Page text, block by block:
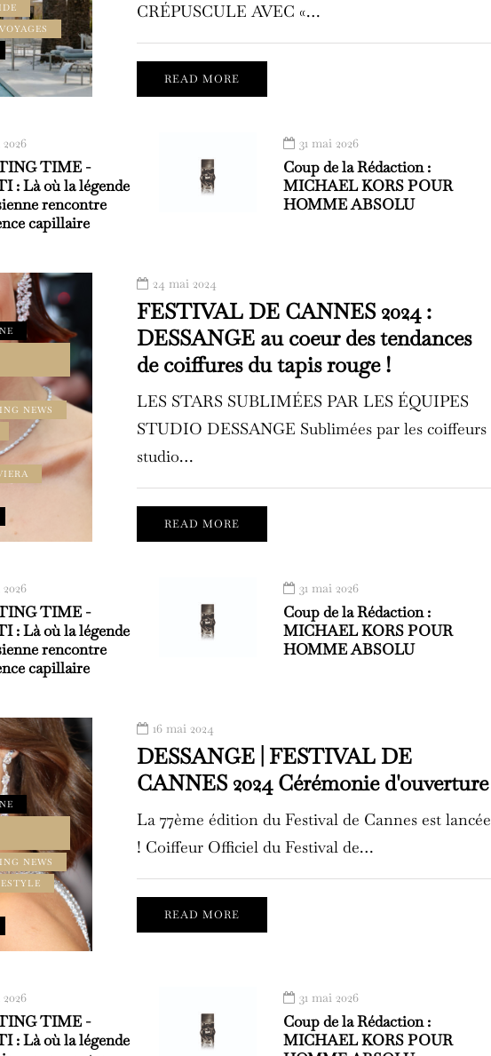
VOYAGES
CRÉPUSCULE AVEC «…
READ MORE
TIME -
: Là où la légende
rencontre
capillaire
31 mai 2026
Coup de la Rédaction :
MICHAEL KORS POUR
HOMME ABSOLU
NEWS
24 mai 2024
FESTIVAL DE CANNES 2024 :
DESSANGE au coeur des tendances
de coiffures du tapis rouge !
LES STARS SUBLIMÉES PAR LES ÉQUIPES
STUDIO DESSANGE Sublimées par les coiffeurs
studio…
READ MORE
TIME -
: Là où la légende
rencontre
capillaire
31 mai 2026
Coup de la Rédaction :
MICHAEL KORS POUR
HOMME ABSOLU
NEWS
16 mai 2024
DESSANGE | FESTIVAL DE
CANNES 2024 Cérémonie d'ouverture
La 77ème édition du Festival de Cannes est lancée
! Coiffeur Officiel du Festival de…
READ MORE
TIME -
: Là où la légende
31 mai 2026
Coup de la Rédaction :
MICHAEL KORS POUR